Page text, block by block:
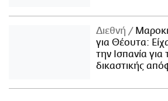
Διεθνή
για Θέουτα:
την Ισπανία για
δικαστικής